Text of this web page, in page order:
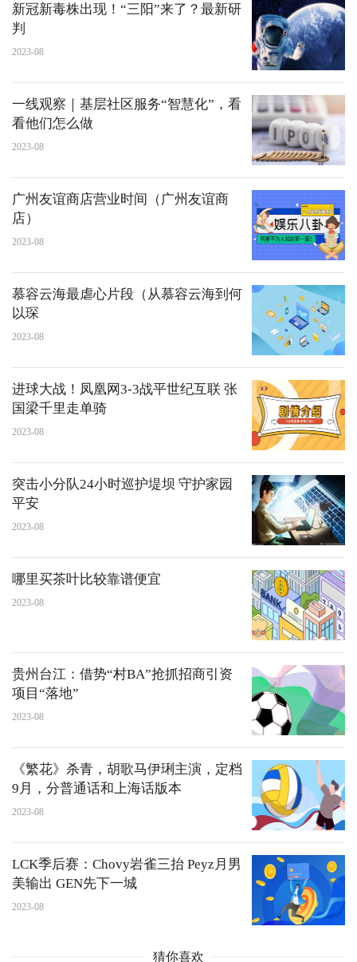
新冠新毒株出现！“三阳”来了？最新研
判
2023-08
一线观察｜基层社区服务“智慧化”，看
看他们怎么做
2023-08
广州友谊商店营业时间（广州友谊商
店）
2023-08
慕容云海最虐心片段（从慕容云海到何
以琛
2023-08
进球大战！凤凰网3-3战平世纪互联 张
国梁千里走单骑
2023-08
突击小分队24小时巡护堤坝 守护家园
平安
2023-08
哪里买茶叶比较靠谱便宜
2023-08
贵州台江：借势“村BA”抢抓招商引资
项目“落地”
2023-08
《繁花》杀青，胡歌马伊琍主演，定档
9月，分普通话和上海话版本
2023-08
LCK季后赛：Chovy岩雀三抬 Peyz月男
美输出 GEN先下一城
2023-08
猜你喜欢